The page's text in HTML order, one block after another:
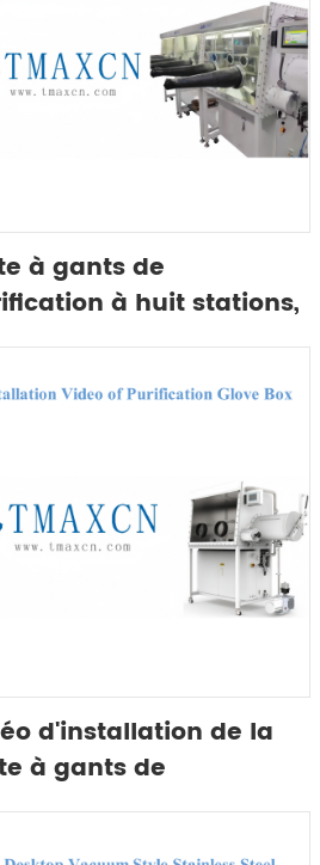
à gants de
à huit stations,
face, multi-boîtes
d'installation de la
à gants de